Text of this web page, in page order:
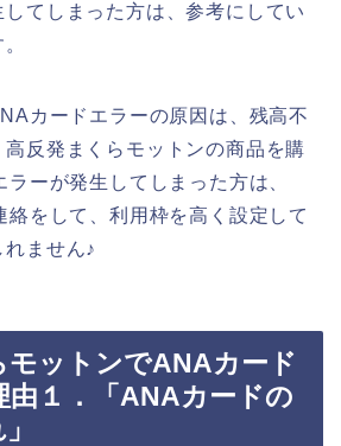
てしまった方は、参考にしてい
カードエラーの原因は、残高不
反発まくらモットンの商品を購
ーが発生してしまった方は、
をして、利用枠を高く設定して
れません♪
モットンでANAカード
由１．「ANAカードの